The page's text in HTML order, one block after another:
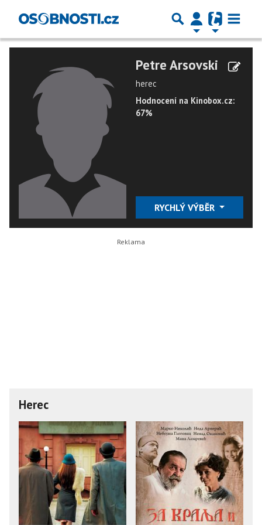
Petre Arsovski
herec
Hodnocení na Kinobox.cz:
67%
RYCHLÝ VÝBĚR
Herec